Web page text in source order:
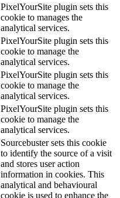
PixelYourSite plugin sets this
cookie to manages the
analytical services.
PixelYourSite plugin sets this
cookie to manage the
analytical services.
PixelYourSite plugin sets this
cookie to manage the
analytical services.
PixelYourSite plugin sets this
cookie to manage the
analytical services.
Sourcebuster sets this cookie
to identify the source of a visit
and stores user action
information in cookies. This
analytical and behavioural
cookie is used to enhance the